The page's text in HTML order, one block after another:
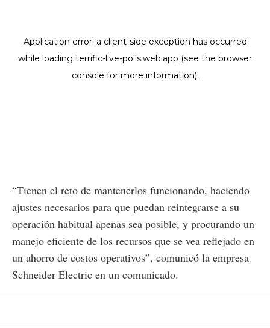
“Tienen el reto de mantenerlos funcionando, haciendo
ajustes necesarios para que puedan reintegrarse a su
operación habitual apenas sea posible, y procurando un
manejo eficiente de los recursos que se vea reflejado en
un ahorro de costos operativos”, comunicó la empresa
Schneider Electric en un comunicado.